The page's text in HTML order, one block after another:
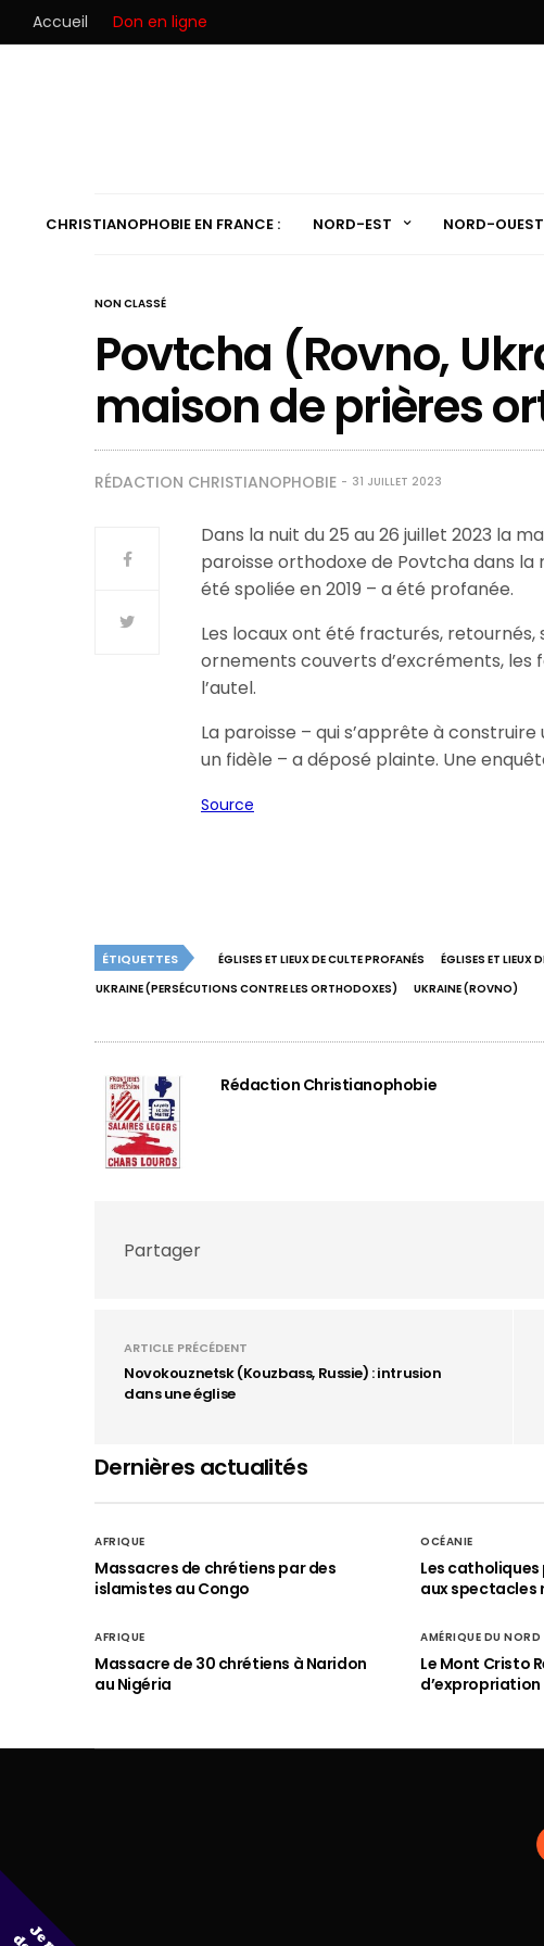
Accueil Don en ligne
CHRISTIANOPHOBIE EN FRANCE : NORD-EST NORD-OUEST
NON CLASSÉ
Povtcha (Rovno,
maison de prières
RÉDACTION CHRISTIANOPHOBIE 31 JUILLET 2023
Dans la nuit du 25 au 26 juillet 2023 la
paroisse orthodoxe de Povtcha dans la
été spoliée en 2019 – a été profanée.
Les locaux ont été fracturés, retournés,
ornements couverts d’excréments, les
l’autel.
La paroisse – qui s’apprête à
un fidèle – a déposé plainte. Une
Source
ÉTIQUETTES ÉGLISES ET LIEUX DE CULTE PROFANÉS ÉGLISES ET LIEUX
UKRAINE (PERSÉCUTIONS CONTRE LES ORTHODOXES)
UKRAINE (ROVNO)
Rédaction Christianophobie
Partager
ARTICLE PRÉCÉDENT
Novokouznetsk (Kouzbass, Russie) : intrusion
dans une église
Dernières actualités
AFRIQUE
Massacres de chrétiens par des
islamistes au Congo
OCÉANIE
Les
aux spectacles
AFRIQUE
Massacre de 30 chrétiens à Naridon
au Nigéria
AMÉRIQUE DU NORD
Le Mont Cristo
d’expropriation